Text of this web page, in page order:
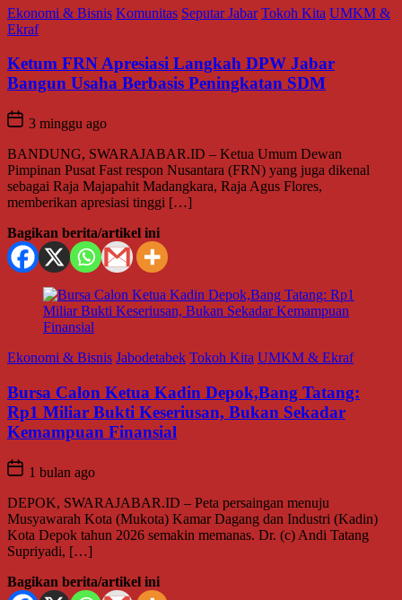
Ekonomi & Bisnis Komunitas Seputar Jabar Tokoh Kita UMKM &
Ekraf
Ketum FRN Apresiasi Langkah DPW Jabar
Bangun Usaha Berbasis Peningkatan SDM
3 minggu ago
BANDUNG, SWARAJABAR.ID – Ketua Umum Dewan
Pimpinan Pusat Fast respon Nusantara (FRN) yang juga dikenal
sebagai Raja Majapahit Madangkara, Raja Agus Flores,
memberikan apresiasi tinggi […]
Bagikan berita/artikel ini
Ekonomi & Bisnis Jabodetabek Tokoh Kita UMKM & Ekraf
Bursa Calon Ketua Kadin Depok,Bang Tatang:
Rp1 Miliar Bukti Keseriusan, Bukan Sekadar
Kemampuan Finansial
1 bulan ago
DEPOK, SWARAJABAR.ID – Peta persaingan menuju
Musyawarah Kota (Mukota) Kamar Dagang dan Industri (Kadin)
Kota Depok tahun 2026 semakin memanas. Dr. (c) Andi Tatang
Supriyadi, […]
Bagikan berita/artikel ini